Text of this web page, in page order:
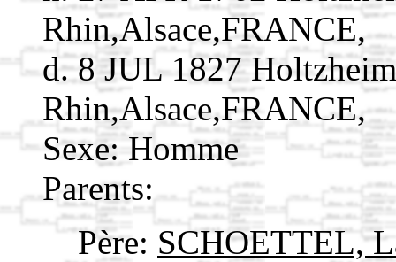
Rhin,Alsace,FRANCE,
d. 8 JUL 1827
Rhin,Alsace,FRANCE,
Sexe: Homme
Parents:
Père: SCHOETTEL,